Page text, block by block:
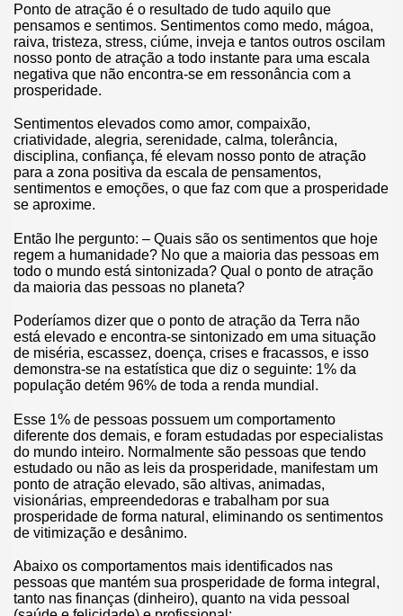
Ponto de atração é o resultado de tudo aquilo que
pensamos e sentimos. Sentimentos como medo, mágoa,
raiva, tristeza, stress, ciúme, inveja e tantos outros oscilam
nosso ponto de atração a todo instante para uma escala
negativa que não encontra-se em ressonância com a
prosperidade.
Sentimentos elevados como amor, compaixão,
criatividade, alegria, serenidade, calma, tolerância,
disciplina, confiança, fé elevam nosso ponto de atração
para a zona positiva da escala de pensamentos,
sentimentos e emoções, o que faz com que a prosperidade
se aproxime.
Então lhe pergunto: – Quais são os sentimentos que hoje
regem a humanidade? No que a maioria das pessoas em
todo o mundo está sintonizada? Qual o ponto de atração
da maioria das pessoas no planeta?
Poderíamos dizer que o ponto de atração da Terra não
está elevado e encontra-se sintonizado em uma situação
de miséria, escassez, doença, crises e fracassos, e isso
demonstra-se na estatística que diz o seguinte: 1% da
população detém 96% de toda a renda mundial.
Esse 1% de pessoas possuem um comportamento
diferente dos demais, e foram estudadas por especialistas
do mundo inteiro. Normalmente são pessoas que tendo
estudado ou não as leis da prosperidade, manifestam um
ponto de atração elevado, são altivas, animadas,
visionárias, empreendedoras e trabalham por sua
prosperidade de forma natural, eliminando os sentimentos
de vitimização e desânimo.
Abaixo os comportamentos mais identificados nas
pessoas que mantém sua prosperidade de forma integral,
tanto nas finanças (dinheiro), quanto na vida pessoal